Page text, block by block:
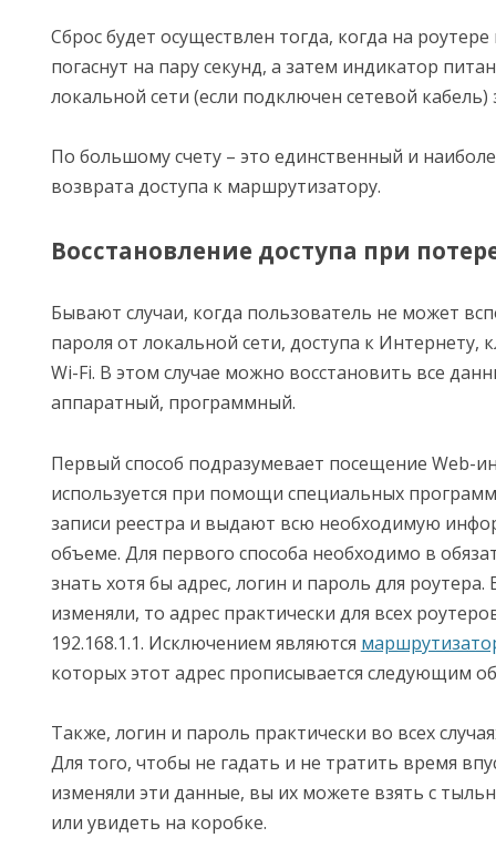
Сброс будет осуществлен тогда, когда на
погаснут на пару секунд, а затем индикатор
локальной сети (если подключен сетевой кабель)
По большому счету – это единственный и
возврата доступа к маршрутизатору.
Восстановление доступа при
Бывают случаи, когда пользователь не может
пароля от локальной сети, доступа к Интернету,
Wi-Fi. В этом случае можно восстановить все
аппаратный, программный.
Первый способ подразумевает посещение Web-
используется при помощи специальных
записи реестра и выдают всю необходимую
объеме. Для первого способа необходимо в
знать хотя бы адрес, логин и пароль для роутера.
изменяли, то адрес практически для всех
192.168.1.1. Исключением являются
которых этот адрес прописывается следующим
Также, логин и пароль практически во всех
Для того, чтобы не гадать и не тратить время
изменяли эти данные, вы их можете взять с
или увидеть на коробке.